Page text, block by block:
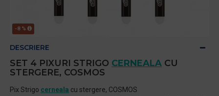
-8 %
DESCRIERE
SET 4 PIXURI STRIGO CERNEALA CU
STERGERE, COSMOS
Pix Strigo cerneala cu stergere, COSMOS